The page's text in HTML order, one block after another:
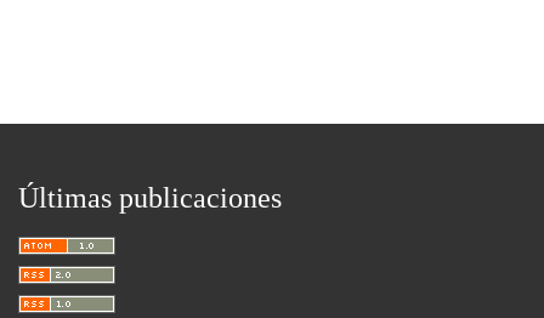
Últimas publicaciones